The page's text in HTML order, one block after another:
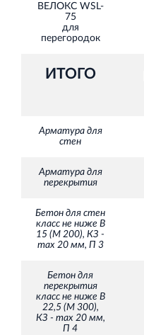
ВЕЛОКС WSL-
75
для
перегородок
ИТОГО
Арматура для
стен
Арматура для
перекрытия
Бетон для стен
класс не ниже В
15 (М 200), КЗ -
max 20 мм, П 3
Бетон для
перекрытия
класс не ниже В
22,5 (М 300),
КЗ - max 20 мм,
П 4